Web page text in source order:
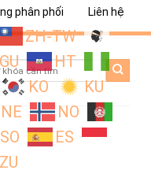
phân phối Liên hệ
ZH-TW
GU
HT
KO
KU
NE
NO
SO
ES
ZU